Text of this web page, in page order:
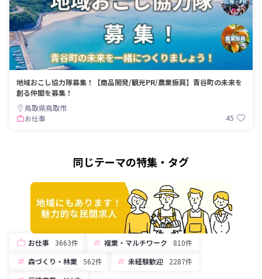
地域おこし協力隊募集！【商品開発/観光PR/農業振興】青谷町の未来を
創る仲間を募集！
鳥取県鳥取市
お仕事
45
同じテーマの特集・タグ
お仕事 3663件 複業・マルチワーク
810件
森づくり・林業
562件 未経験歓迎
2287件